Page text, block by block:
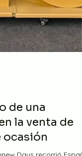
de una
la venta de